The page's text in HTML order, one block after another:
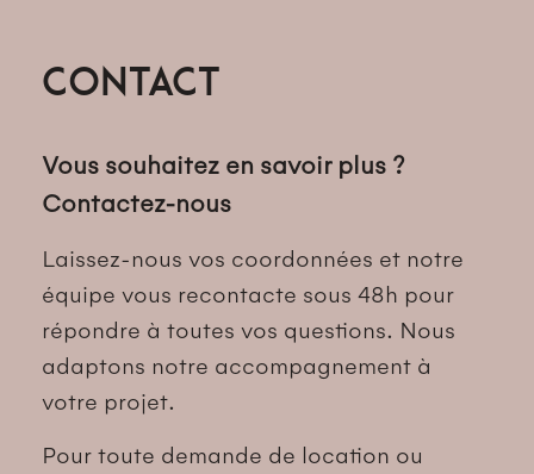
Contact
Vous souhaitez en savoir plus ?
Contactez-nous
Laissez-nous vos coordonnées et notre
équipe vous recontacte sous 48h pour
répondre à toutes vos questions. Nous
adaptons notre accompagnement à
votre projet.
Pour toute demande de location ou